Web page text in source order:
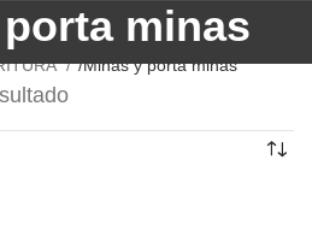
minas
Minas y porta minas